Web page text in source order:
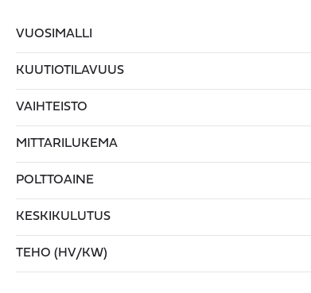
VUOSIMALLI
KUUTIOTILAVUUS
VAIHTEISTO
MITTARILUKEMA
POLTTOAINE
KESKIKULUTUS
TEHO (HV/KW)